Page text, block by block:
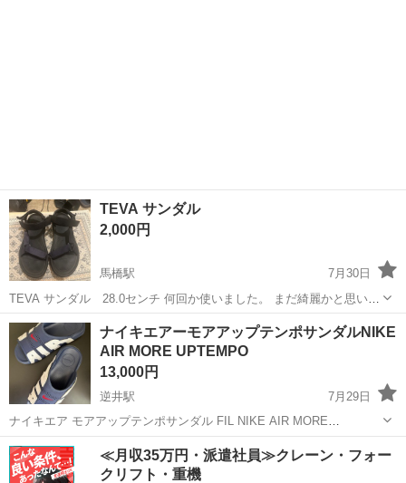
TEVA サンダル
2,000円
馬橋駅
7月30日
TEVA サンダル 28.0センチ 何回か使いました。 まだ綺麗かと思いま
す。 色は黒？ネイビー？ よろしくお願いします。
千葉 松戸市 馬橋駅
ナイキエアーモアアップテンポサンダルNIKE
AIR MORE UPTEMPO
13,000円
逆井駅
7月29日
ナイキエア モアアップテンポサンダル FIL NIKE AIR MORE
UPTEMPO ご覧いただきありがとうございます。 人気モデル「NIKE
AIR MOREUPTEMPO サンダル」です。 現在は入手しづらく、プ...
千葉 柏市 逆井駅 靴
≪月収35万円・派遣社員≫クレーン・フォー
クリフト・重機